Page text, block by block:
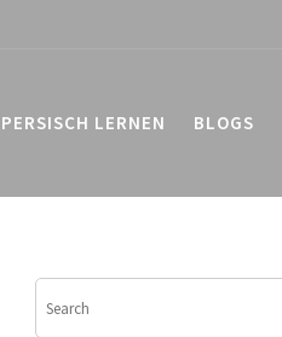
PERSISCH LERNEN BLOGS